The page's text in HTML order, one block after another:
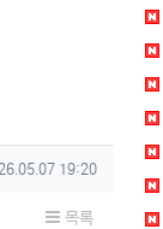
일 19:20
목록